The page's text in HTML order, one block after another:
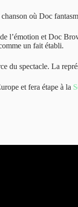
où Doc
l’émotion et Doc
un fait établi.
du spectacle. La
et fera étape à la